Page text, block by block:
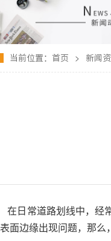
当前位置： 首页 > 新闻
在日常道路划线中，经
表面边缘出现问题，那么